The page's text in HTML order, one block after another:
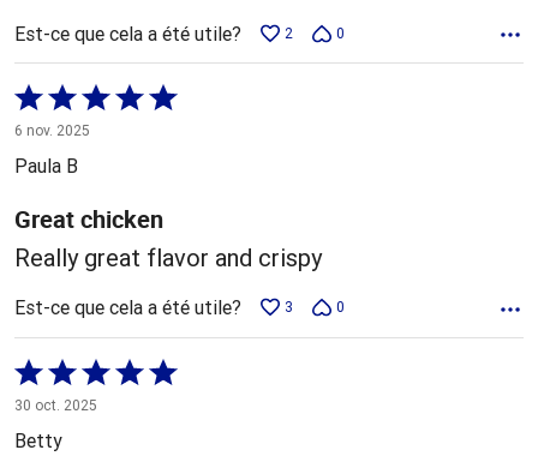
Est-ce que cela a été utile? 2 0
Coté
5 sur
5
6 nov. 2025
Paula B
Great chicken
Really great flavor and crispy
Est-ce que cela a été utile? 3 0
Coté
5 sur
5
30 oct. 2025
Betty